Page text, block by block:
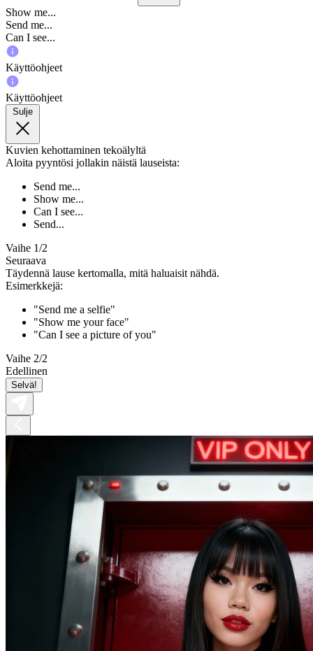
Show me...
Send me...
Can I see...
Käyttöohjeet
Käyttöohjeet
Sulje
Kuvien kehottaminen tekoälyltä
Aloita pyyntösi jollakin näistä lauseista:
Send me...
Show me...
Can I see...
Send...
Vaihe 1/2
Seuraava
Täydennä lause kertomalla, mitä haluaisit nähdä.
Esimerkkejä:
"Send me a selfie"
"Show me your face"
"Can I see a picture of you"
Vaihe 2/2
Edellinen
Selvä!